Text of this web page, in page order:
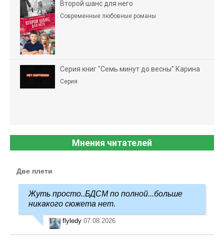
Второй шанс для него
Современные любовные романы
Серия книг "Семь минут до весны" Карина
Серия
Мнения читателей
Две плети
Жуть просто..БДСМ по полной...больше
никакого сюжета нет.
flyledy 07.08.2026